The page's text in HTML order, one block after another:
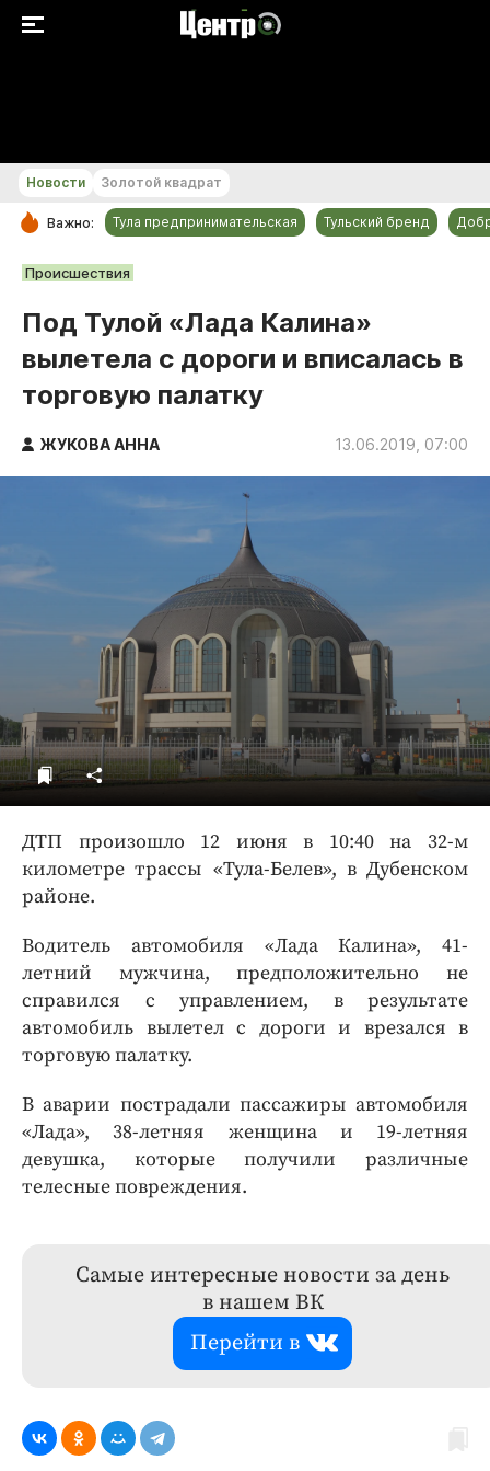
РУБРИКИ
Общество
Культура
Происшествия
Спорт
Тульский бренд
Тула предпринимательская
ДоброЦентр
Голодный шпион
Новости Золотой квадрат
Важно: Тула предпринимательская Тульский бренд
Происшествия
Под Тулой «Лада Калина»
вылетела с дороги и вписалась в
торговую палатку
ЖУКОВА АННА 13.06.2019, 07:00
ДТП произошло 12 июня в 10:40 на 32-м
километре трассы «Тула-Белев», в Дубенском
районе.
Водитель автомобиля «Лада Калина», 41-
летний мужчина, предположительно не
справился с управлением, в результате
автомобиль вылетел с дороги и врезался в
торговую палатку.
В аварии пострадали пассажиры автомобиля
«Лада», 38-летняя женщина и 19-летняя
девушка, которые получили различные
телесные повреждения.
Самые интересные новости за день
в нашем ВК
Перейти в